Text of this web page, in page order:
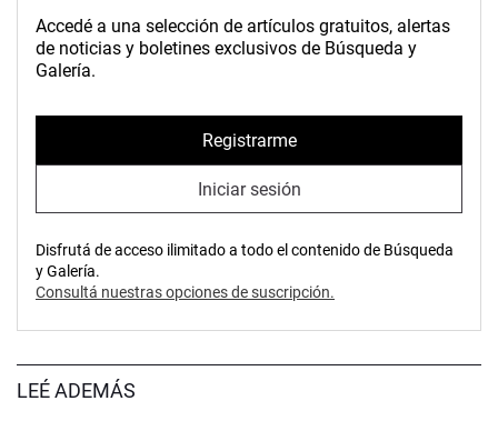
Accedé a una selección de artículos gratuitos, alertas
de noticias y boletines exclusivos de Búsqueda y
Galería.
Registrarme
Iniciar sesión
Disfrutá de acceso ilimitado a todo el contenido de Búsqueda
y Galería.
Consultá nuestras opciones de suscripción.
LEÉ ADEMÁS